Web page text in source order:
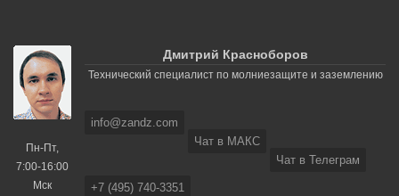
Пн-Пт,
7:00-16:00
Мск
Дмитрий Красноборов
Технический специалист по молниезащите и заземлению
info@zandz.com
Чат в МАКС
Чат в Телеграм
+7 (495) 740-3351